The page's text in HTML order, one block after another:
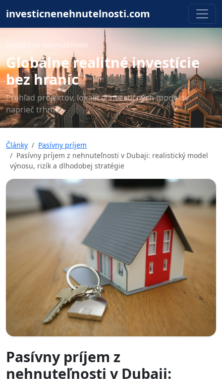
investicnenehnutelnosti.com
Investičné nehnuteľnosti
Globálne realitné investície
bez hraníc
Prehľad projektov, lokalít a investičných modelov
naprieč trhmi.
Články
Pasívny príjem
Pasívny príjem z nehnuteľnosti v Dubaji: realistický model
výnosu, rizík a dlhodobej stratégie
Pasívny príjem z
nehnuteľnosti v Dubaji: